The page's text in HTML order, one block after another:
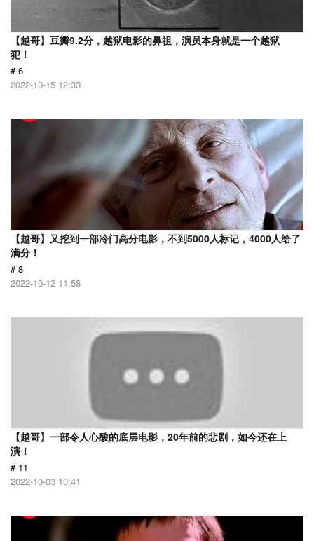
【越哥】豆瓣9.2分，越狱电影的鼻祖，演员本身就是一个越狱
犯！
# 6
2022-10-15 12:33
【越哥】又挖到一部冷门高分电影，不到5000人标记，4000人给了
满分！
# 8
2022-10-12 11:58
【越哥】一部令人心酸的底层电影，20年前的悲剧，如今还在上
演！
# 11
2022-10-03 10:41